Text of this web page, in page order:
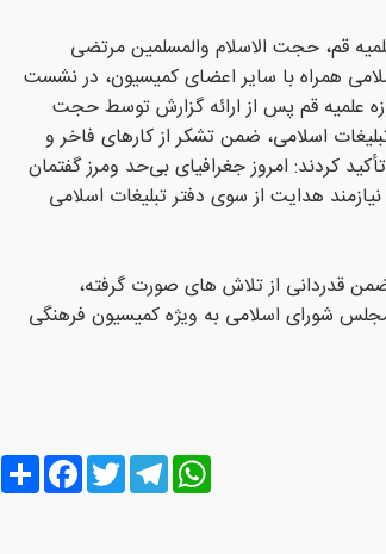
قم، حجت الاسلام والمسلمین مرتضی
همراه با سایر اعضای کمیسیون، در نشست
علمیه قم پس از ارائه گزارش توسط حجت
اسلامی، ضمن تشکر از کارهای فاخر و
کردند: امروز جغرافیای بی‌حد ومرز گفتمان
هدایت از سوی دفتر تبلیغات اسلامی
قدردانی از تلاش های صورت گرفته،
مجلس شورای اسلامی به ویژه کمیسیون فرهنگی
Share
FacebookTwitter
Telegram
WhatsApp